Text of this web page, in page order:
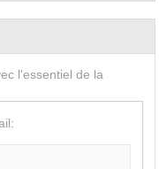
l'essentiel de la